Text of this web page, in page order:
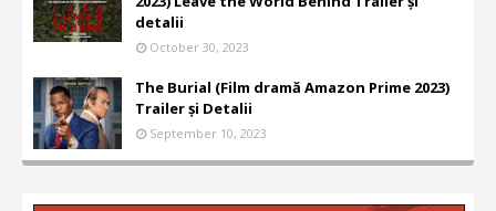
detalii
October 30, 2023
The Burial (Film dramă Amazon Prime 2023)
Trailer și Detalii
September 10, 2023